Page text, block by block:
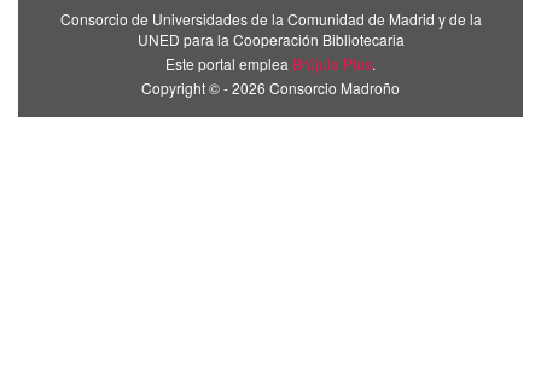
Consorcio de Universidades de la Comunidad de Madrid y de la
UNED para la Cooperación Bibliotecaria
Este portal emplea Brújula Plus.
Copyright © - 2026 Consorcio Madroño